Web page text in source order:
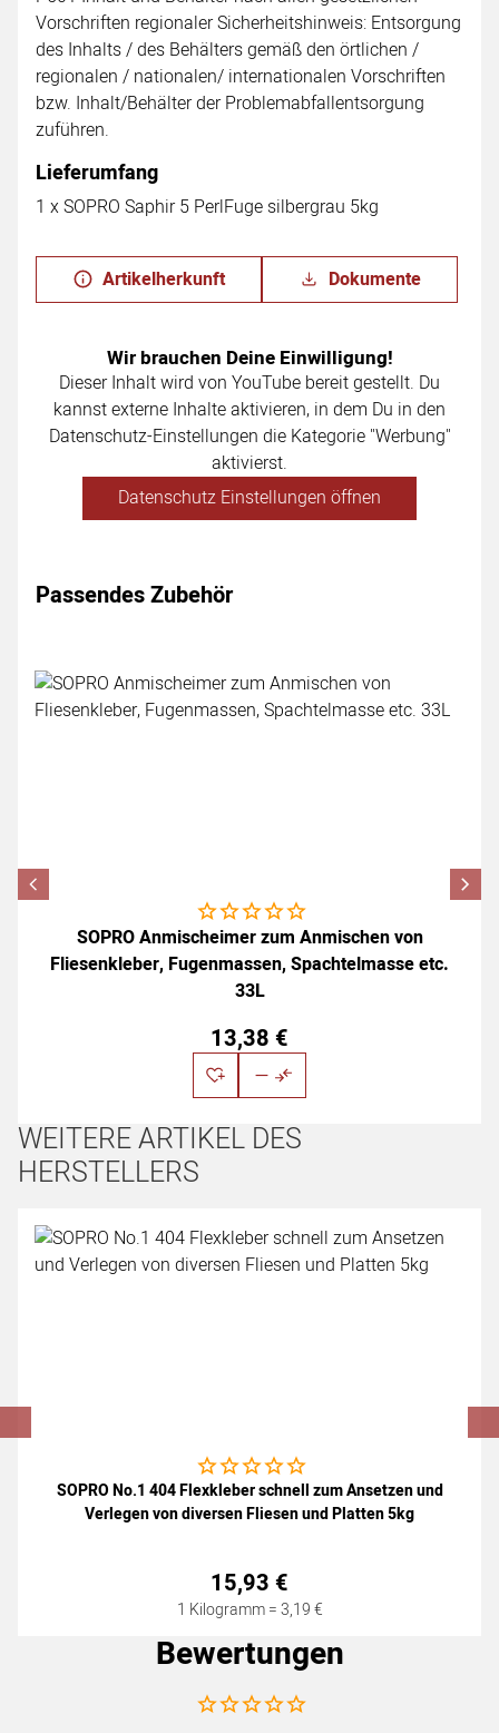
Vorschriften regionaler Sicherheitshinweis: Entsorgung
des Inhalts / des Behälters gemäß den örtlichen /
regionalen / nationalen/ internationalen Vorschriften
bzw. Inhalt/Behälter der Problemabfallentsorgung
zuführen.
Lieferumfang
1 x SOPRO Saphir 5 PerlFuge silbergrau 5kg
Artikelherkunft Dokumente
Wir brauchen Deine Einwilligung!
Dieser Inhalt wird von YouTube bereit gestellt. Du
kannst externe Inhalte aktivieren, in dem Du in den
Datenschutz-Einstellungen die Kategorie "Werbung"
aktivierst.
Datenschutz Einstellungen öffnen
Passendes Zubehör
Zubehör überspringen
Noch keine Bewertungen abgegeben
SOPRO Anmischeimer zum Anmischen von
Fliesenkleber, Fugenmassen, Spachtelmasse etc.
33L
13,38 €
WEITERE ARTIKEL DES
HERSTELLERS
Artikel überspringen
Noch keine Bewertungen abgegeben
SOPRO No.1 404 Flexkleber schnell zum Ansetzen und
Verlegen von diversen Fliesen und Platten 5kg
15,93 €
1 Kilogramm =3,19€
Bewertungen
Noch keine Bewertungen abgegeben